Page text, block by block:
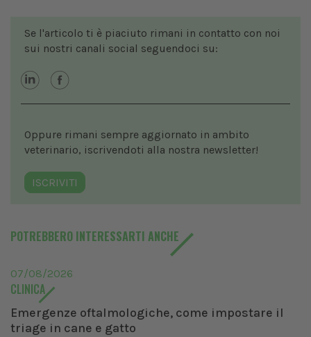
Se l'articolo ti è piaciuto rimani in contatto con noi
sui nostri canali social seguendoci su:
Oppure rimani sempre aggiornato in ambito
veterinario, iscrivendoti alla nostra newsletter!
ISCRIVITI
POTREBBERO INTERESSARTI ANCHE
07/08/2026
CLINICA
Emergenze oftalmologiche, come impostare il
triage in cane e gatto